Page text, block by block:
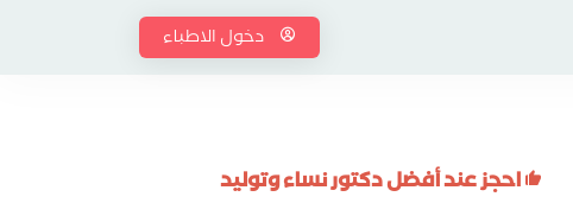
دخول الاطباء
احجز عند أفضل دكتور نساء وتوليد